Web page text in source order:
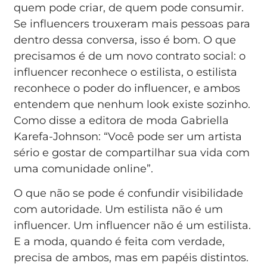
quem pode criar, de quem pode consumir.
Se influencers trouxeram mais pessoas para
dentro dessa conversa, isso é bom. O que
precisamos é de um novo contrato social: o
influencer reconhece o estilista, o estilista
reconhece o poder do influencer, e ambos
entendem que nenhum look existe sozinho.
Como disse a editora de moda Gabriella
Karefa-Johnson: “Você pode ser um artista
sério e gostar de compartilhar sua vida com
uma comunidade online”.
O que não se pode é confundir visibilidade
com autoridade. Um estilista não é um
influencer. Um influencer não é um estilista.
E a moda, quando é feita com verdade,
precisa de ambos, mas em papéis distintos.